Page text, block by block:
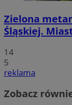
Zielona
Śląskiej.
14
5
reklama
Zobacz